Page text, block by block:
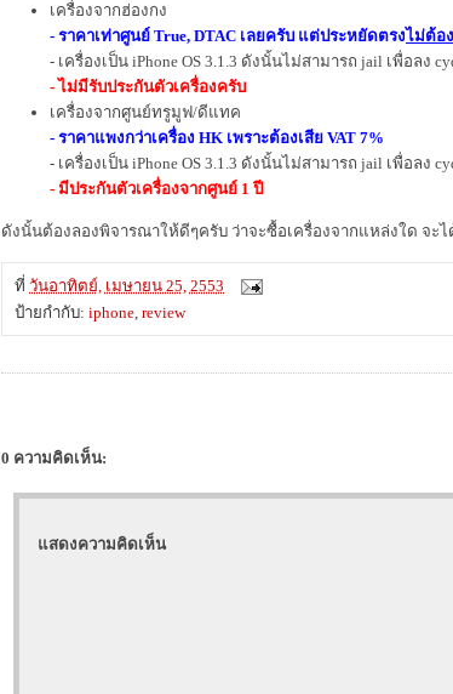
เครื่องจากฮ่องกง
- ราคาเท่าศูนย์ True, DTAC เลยครับ แต่ประหยัดตรงไม่ต้อ
- เครื่องเป็น iPhone OS 3.1.3 ดังนั้นไม่สามารถ jail เพื่อลง
- ไม่มีรับประกันตัวเครื่องครับ
เครื่องจากศูนย์ทรูมูฟ/ดีแทค
- ราคาแพงกว่าเครื่อง HK เพราะต้องเสีย VAT 7%
- เครื่องเป็น iPhone OS 3.1.3 ดังนั้นไม่สามารถ jail เพื่อลง
- มีประกันตัวเครื่องจากศูนย์ 1 ปี
ดังนั้นต้องลองพิจารณาให้ดีๆครับ ว่าจะซื้อเครื่องจากแหล่งใด จะ
ที่ วันอาทิตย์, เมษายน 25, 2553
ป้ายกำกับ: iphone, review
0 ความคิดเห็น:
แสดงความคิดเห็น